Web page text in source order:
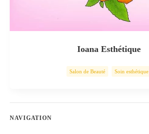
Ioana Esthétique
Salon de Beauté Soin esthétique
NAVIGATION